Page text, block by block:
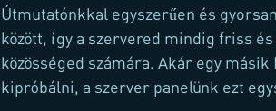
Útmutatónkkal egyszerűen és
között, így a szervered mindig friss
közösséged számára. Akár egy
kipróbálni, a szerver panelünk ezt